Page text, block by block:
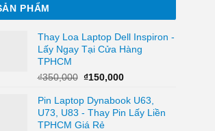
PHẨM
Thay Loa Laptop Dell Inspiron -
Lấy Ngay Tại Cửa Hàng
TPHCM
₫350,000 Giá
là:
₫350,000.
₫150,000Giá
tại
là:
Pin Laptop Dynabook U63,
U73, U83 - Thay Pin Lấy Liền
TPHCM Giá Rẻ